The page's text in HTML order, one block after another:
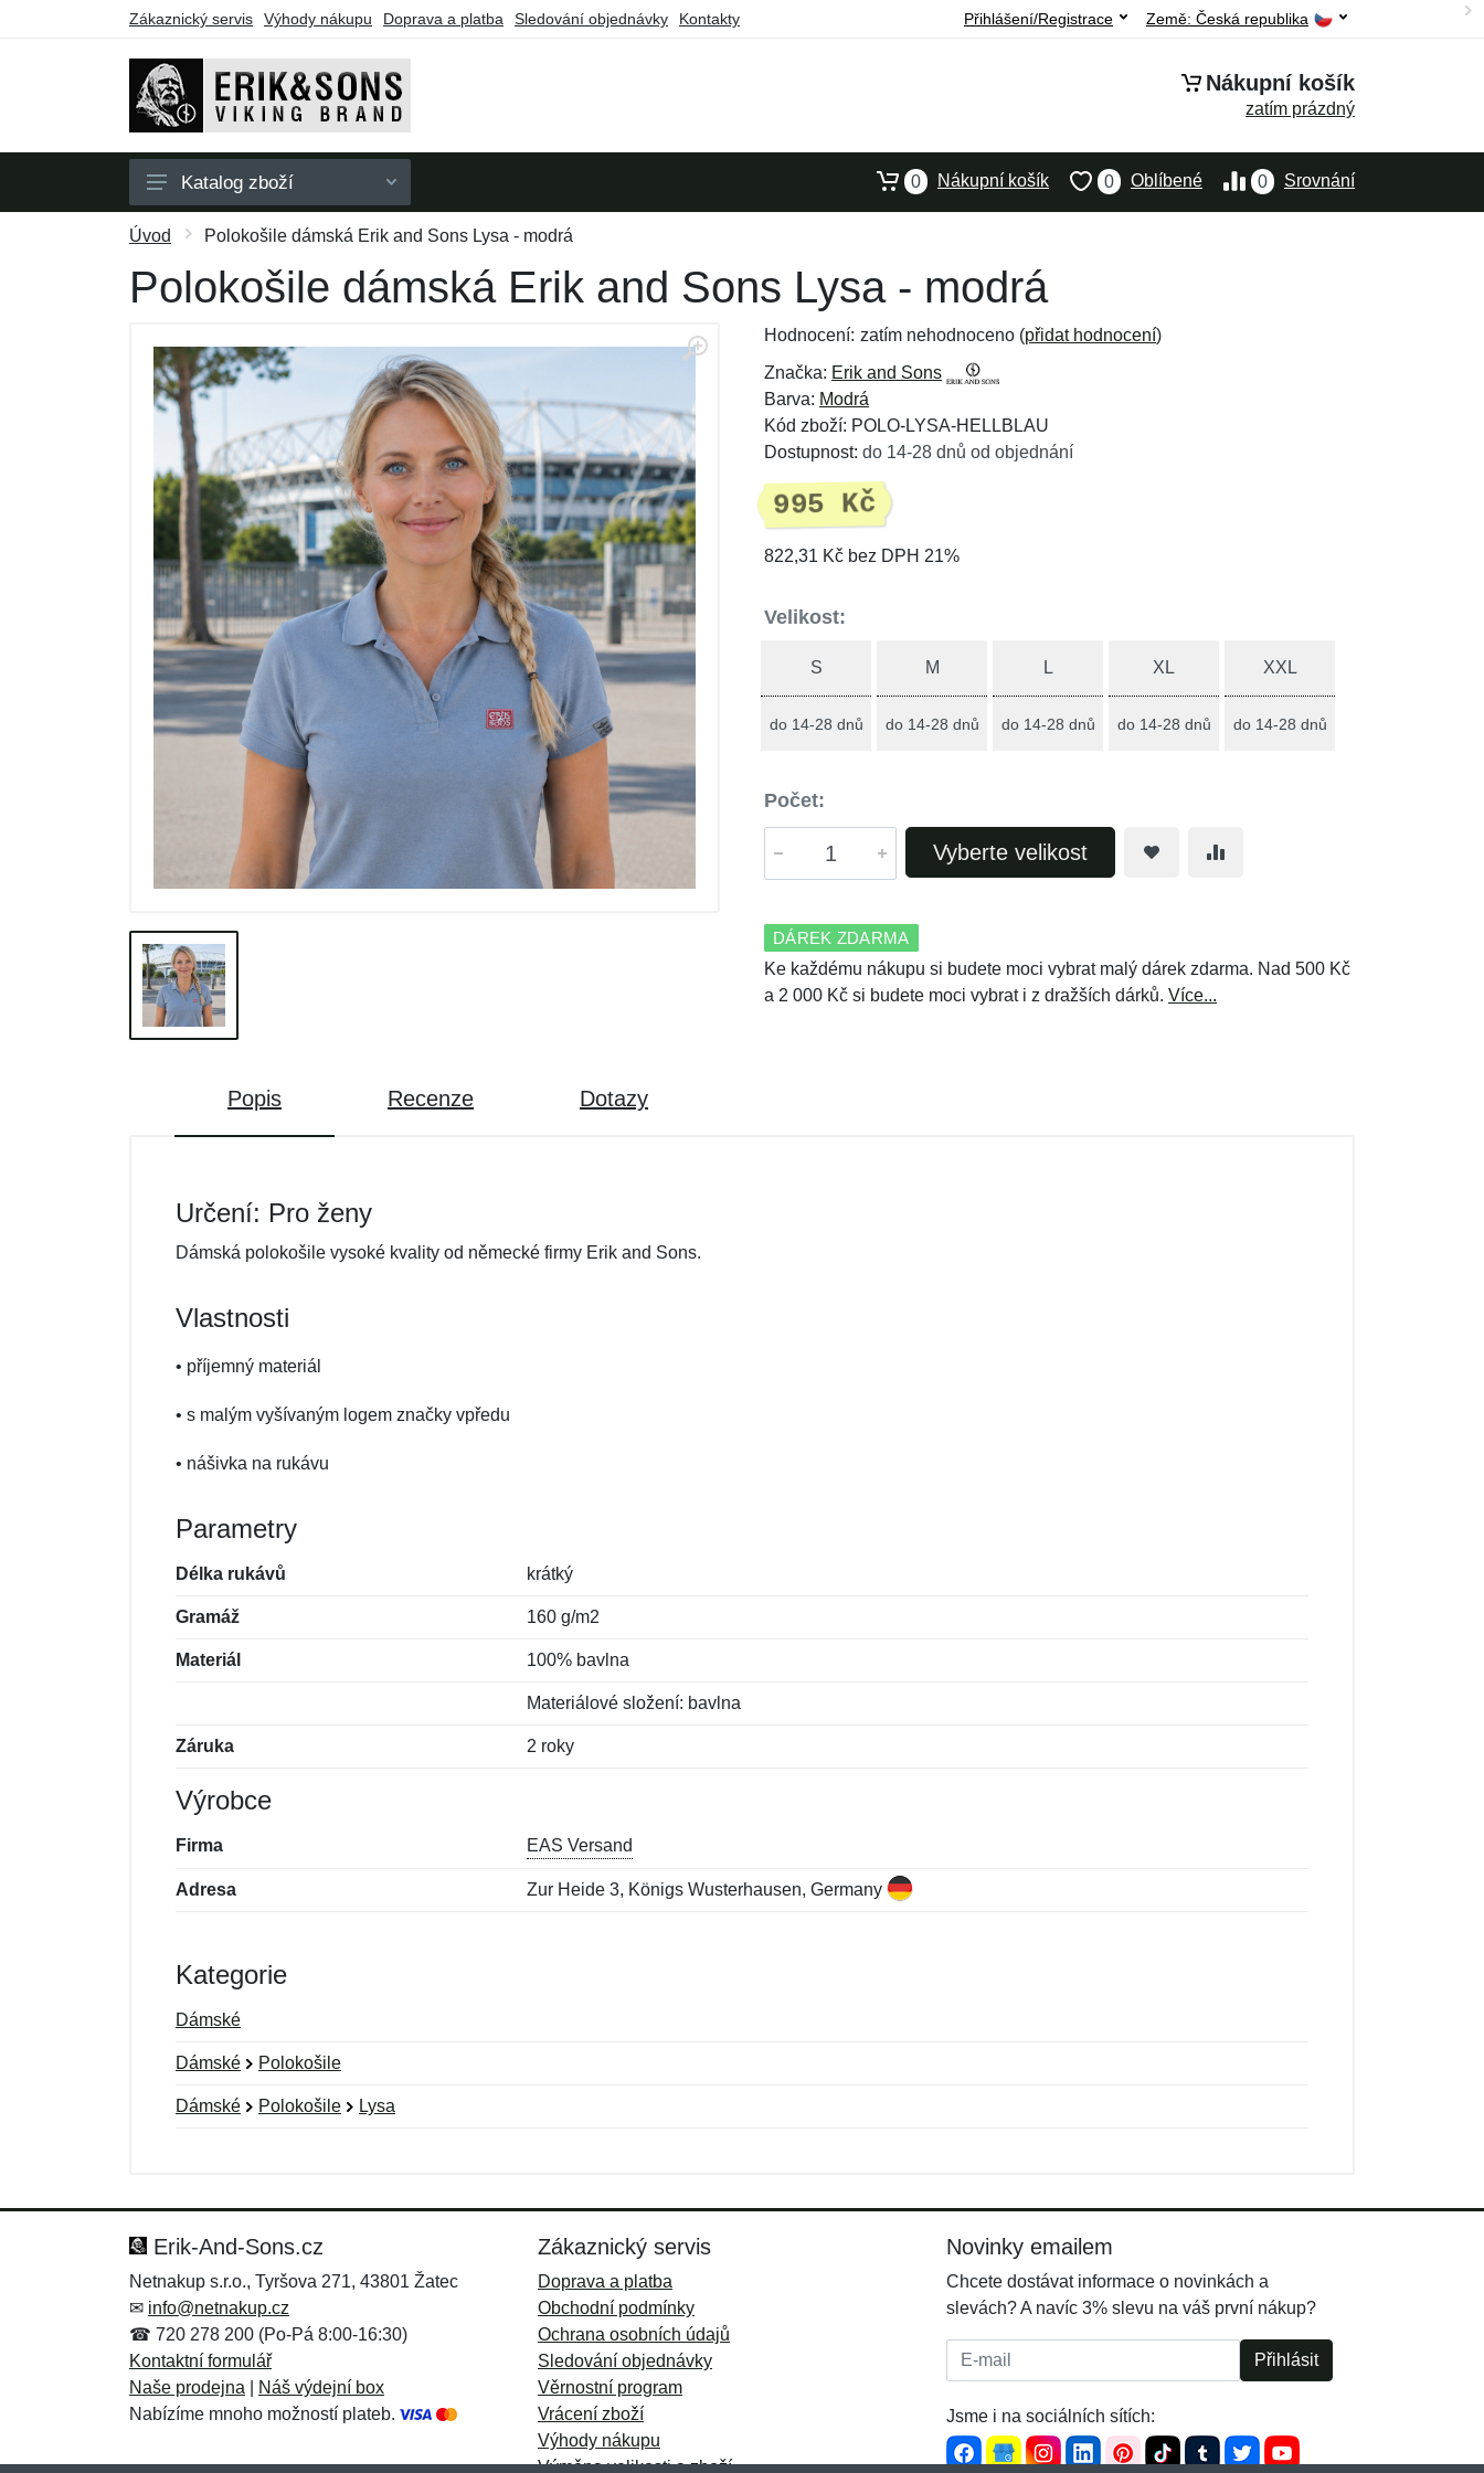
Zákaznický servis Výhody nákupu Doprava a platba Sledování objednávky Kontakty Země: Česká republika
Přihlášení/Registrace
Nákupní košík
zatím prázdný
Pánské
Dámské
Dárkové poukazy
Výprodej
Katalog zboží 0 Srovnání
0 Oblíbené
0 Nákupní košík
Úvod Polokošile dámská Erik and Sons Lysa - modrá
Polokošile dámská Erik and Sons Lysa - modrá
Hodnocení: zatím nehodnoceno (přidat hodnocení)
Značka: Erik and Sons
Barva: Modrá
Kód zboží: POLO-LYSA-HELLBLAU
Dostupnost: do 14-28 dnů od objednání
995 Kč
822,31 Kč bez DPH 21%
Velikost:
S
do 14-28 dnů
M
do 14-28 dnů
L
do 14-28 dnů
XL
do 14-28 dnů
XXL
do 14-28 dnů
Počet:
Vyberte velikost
DÁREK ZDARMA
Ke každému nákupu si budete moci vybrat malý dárek zdarma. Nad 500 Kč
a 2 000 Kč si budete moci vybrat i z dražších dárků. Více...
Popis Recenze Dotazy
Určení: Pro ženy
Dámská polokošile vysoké kvality od německé firmy Erik and Sons.
Vlastnosti
• příjemný materiál
• s malým vyšívaným logem značky vpředu
• nášivka na rukávu
Parametry
Délka rukávů krátký
Gramáž 160 g/m2
Materiál 100% bavlna
Materiálové složení: bavlna
Záruka 2 roky
Výrobce
Firma EAS Versand
Adresa Zur Heide 3, Königs Wusterhausen, Germany
Kategorie
Dámské
Dámské Polokošile
Dámské Polokošile Lysa
Zpráva*
Zpráva*
Erik-And-Sons.cz
Netnakup s.r.o., Tyršova 271, 43801 Žatec
✉ info@netnakup.cz
☎ 720 278 200 (Po-Pá 8:00-16:30)
Kontaktní formulář
Naše prodejna
Náš výdejní box
Nabízíme mnoho možností plateb.
Zákaznický servis
Doprava a platba
Obchodní podmínky
Ochrana osobních údajů
Sledování objednávky
Věrnostní program
Vrácení zboží
Výhody nákupu
Výměna velikosti a zboží
Novinky emailem
Chcete dostávat informace o novinkách a
slevách? A navíc 3% slevu na váš první nákup?
E-mail: Přihlásit
Jsme i na sociálních sítích: